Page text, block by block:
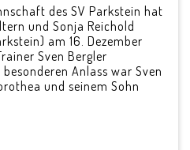
des SV Parkstein hat
und Sonja Reichold
am 16. Dezember
Sven Bergler
Anlass war Sven
und seinem Sohn